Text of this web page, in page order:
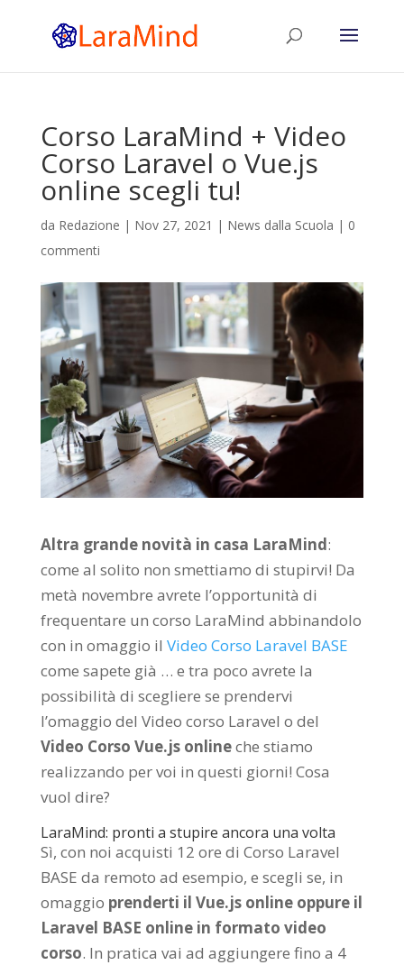
Corso LaraMind + Video
Corso Laravel o Vue.js
online scegli tu!
da Redazione | Nov 27, 2021 | News dalla Scuola | 0
commenti
Altra grande novità in casa LaraMind:
come al solito non smettiamo di stupirvi! Da
metà novembre avrete l’opportunità di
frequentare un corso LaraMind abbinandolo
con in omaggio il Video Corso Laravel BASE
come sapete già … e tra poco avrete la
possibilità di scegliere se prendervi
l’omaggio del Video corso Laravel o del
Video Corso Vue.js onlineche stiamo
realizzando per voi in questi giorni! Cosa
vuol dire?
LaraMind: pronti a stupire ancora una volta
Sì, con noi acquisti 12 ore di Corso Laravel
BASE da remoto ad esempio, e scegli se, in
omaggio prenderti il Vue.js online oppure il
Laravel BASE online in formato video
corso. In pratica vai ad aggiungere fino a 4